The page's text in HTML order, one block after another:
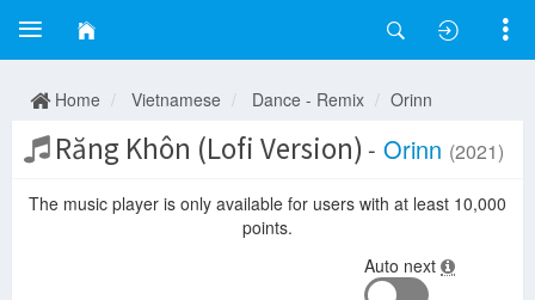
Home Vietnamese Dance - Remix Orinn
Răng Khôn (Lofi Version) - Orinn (2021)
The music player is only available for users with at least 10,000
points.
Auto next